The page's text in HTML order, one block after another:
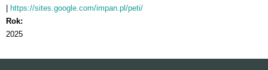
https://sites.google.com/impan.pl/peti/
Rok:
2025